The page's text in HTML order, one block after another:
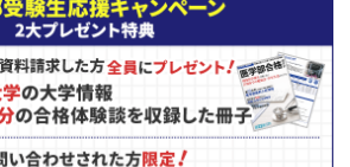
大学 一般前期
地域枠入試【一般前期型】（大阪府）
地域枠入試【一般前期型】（和歌山県）
地域枠入試【一般前期型】（静岡県）
学 一般選抜A（4科目型）
成果については，スコアのほか，EE（課題論
及びCAS（創造性・活動・奉仕）の内容から，
ために必要な適応性（知識・技能，思考力，表現
心，目的意識を持って学ぶ意欲等） 等を評価し
考の合格者に対し，面接・口述試験を行い，提出
的に判定します。 面接・口述試験は，主に，出
内容に基づいて，個別に30分程度行います。な